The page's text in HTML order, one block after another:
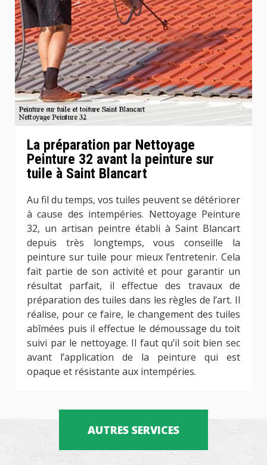
La préparation par Nettoyage
Peinture 32 avant la peinture sur
tuile à Saint Blancart
Au fil du temps, vos tuiles peuvent se détériorer
à cause des intempéries. Nettoyage Peinture
32, un artisan peintre établi à Saint Blancart
depuis très longtemps, vous conseille la
peinture sur tuile pour mieux l’entretenir. Cela
fait partie de son activité et pour garantir un
résultat parfait, il effectue des travaux de
préparation des tuiles dans les règles de l’art. Il
réalise, pour ce faire, le changement des tuiles
abîmées puis il effectue le démoussage du toit
suivi par le nettoyage. Il faut qu’il soit bien sec
avant l’application de la peinture qui est
opaque et résistante aux intempéries.
AUTRES SERVICES